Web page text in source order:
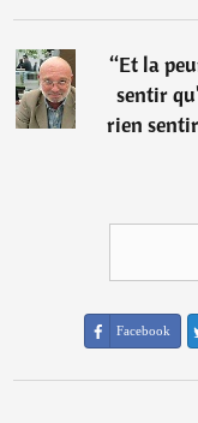
“Et la
sentir
rien
Facebook